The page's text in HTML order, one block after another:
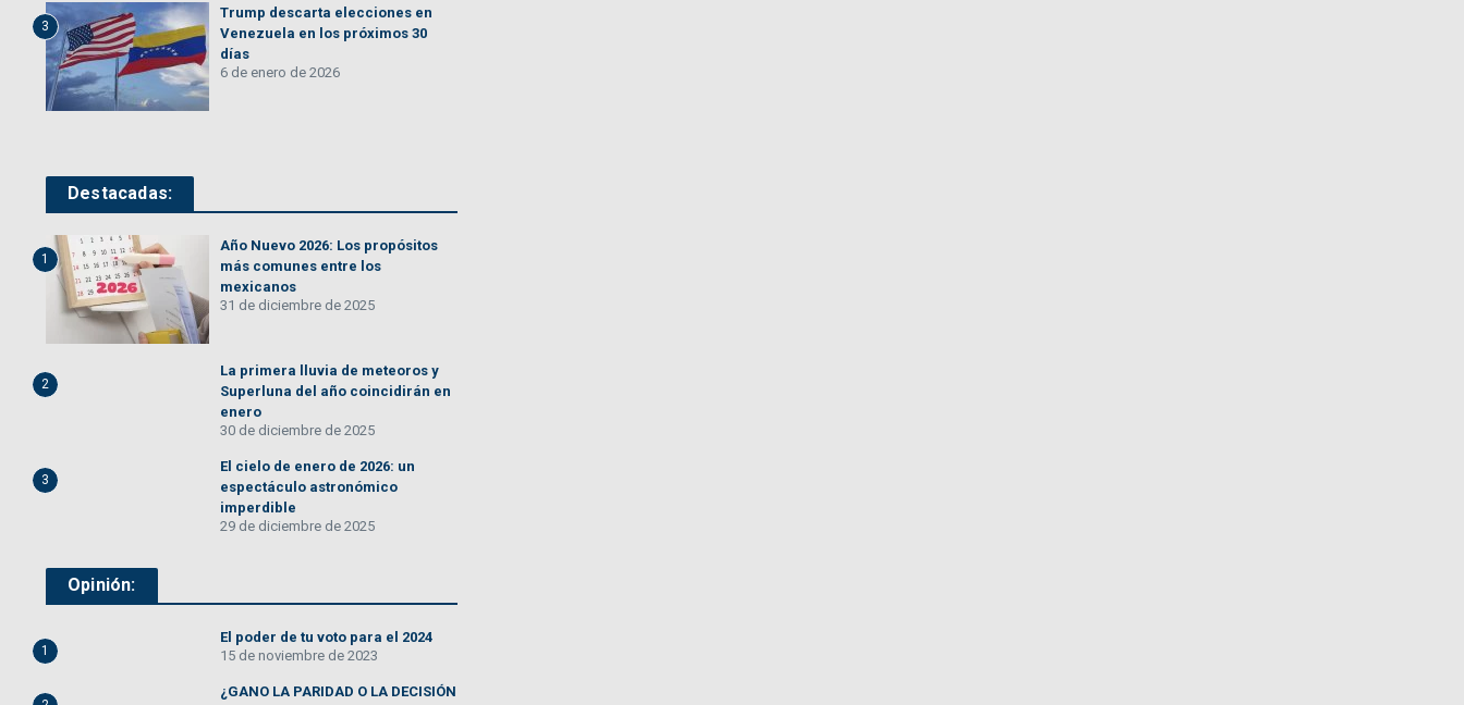
3
Trump descarta elecciones en
Venezuela en los próximos 30
días
6 de enero de 2026
Destacadas:
1
Año Nuevo 2026: Los propósitos
más comunes entre los
mexicanos
31 de diciembre de 2025
2
La primera lluvia de meteoros y
Superluna del año coincidirán en
enero
30 de diciembre de 2025
3
El cielo de enero de 2026: un
espectáculo astronómico
imperdible
29 de diciembre de 2025
Opinión:
1
El poder de tu voto para el 2024
15 de noviembre de 2023
¿GANO LA PARIDAD O LA DECISIÓN